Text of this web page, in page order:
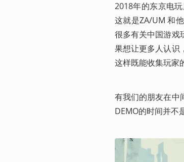
2018年的东京电
这就是ZA/UM 和
很多有关中国游戏
果想让更多人认识
这样既能收集玩家
有我们的朋友在
DEMO的时间并不